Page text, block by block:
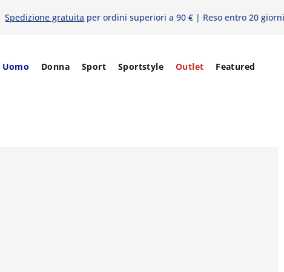
Spedizione gratuita per ordini superiori a 90 € | Reso entro 20 giorni
Uomo Donna Sport Sportstyle Outlet Featured